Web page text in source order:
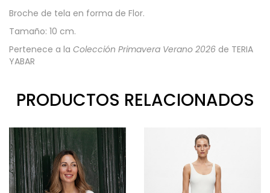
Broche de tela en forma de Flor.
Tamaño: 10 cm.
Pertenece a la Colección Primavera Verano 2026 de TERIA
YABAR
PRODUCTOS RELACIONADOS